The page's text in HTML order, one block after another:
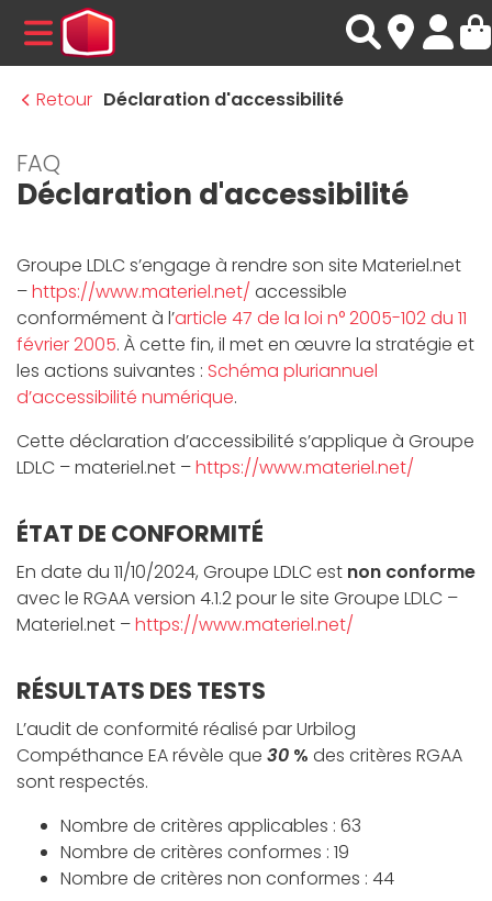
MENU
Retour Déclaration d'accessibilité
FAQ
Déclaration d'accessibilité
Groupe LDLC s’engage à rendre son site Materiel.net
–https://www.materiel.net/ accessible
conformément à l’article 47 de la loi n° 2005-102 du 11
février 2005. À cette fin, il met en œuvre la stratégie et
les actions suivantes : Schéma pluriannuel
d’accessibilité numérique.
Cette déclaration d’accessibilité s’applique à Groupe
LDLC – materiel.net –https://www.materiel.net/
ÉTAT DE CONFORMITÉ
En date du 11/10/2024, Groupe LDLC est non conforme
avec le RGAA version 4.1.2 pour le site Groupe LDLC –
Materiel.net –https://www.materiel.net/
RÉSULTATS DES TESTS
L’audit de conformité réalisé par Urbilog
Compéthance EA révèle que 30 % des critères RGAA
sont respectés.
Nombre de critères applicables : 63
Nombre de critères conformes : 19
Nombre de critères non conformes : 44